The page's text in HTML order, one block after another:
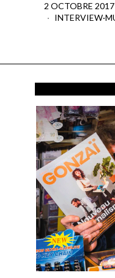
2 OCTOBRE 2017
INTERVIEW·